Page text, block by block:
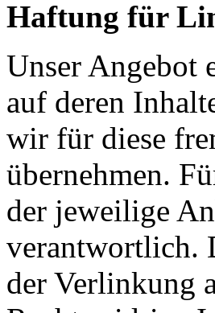
Haftung für
Unser Angebot
auf deren
wir für diese
übernehmen.
der jeweilige
verantwortlich.
der Verlinkung